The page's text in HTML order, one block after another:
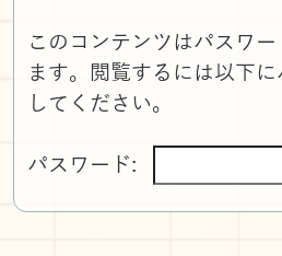
このコンテンツはパスワ
ます。閲覧するには以下
してください。
パスワード: